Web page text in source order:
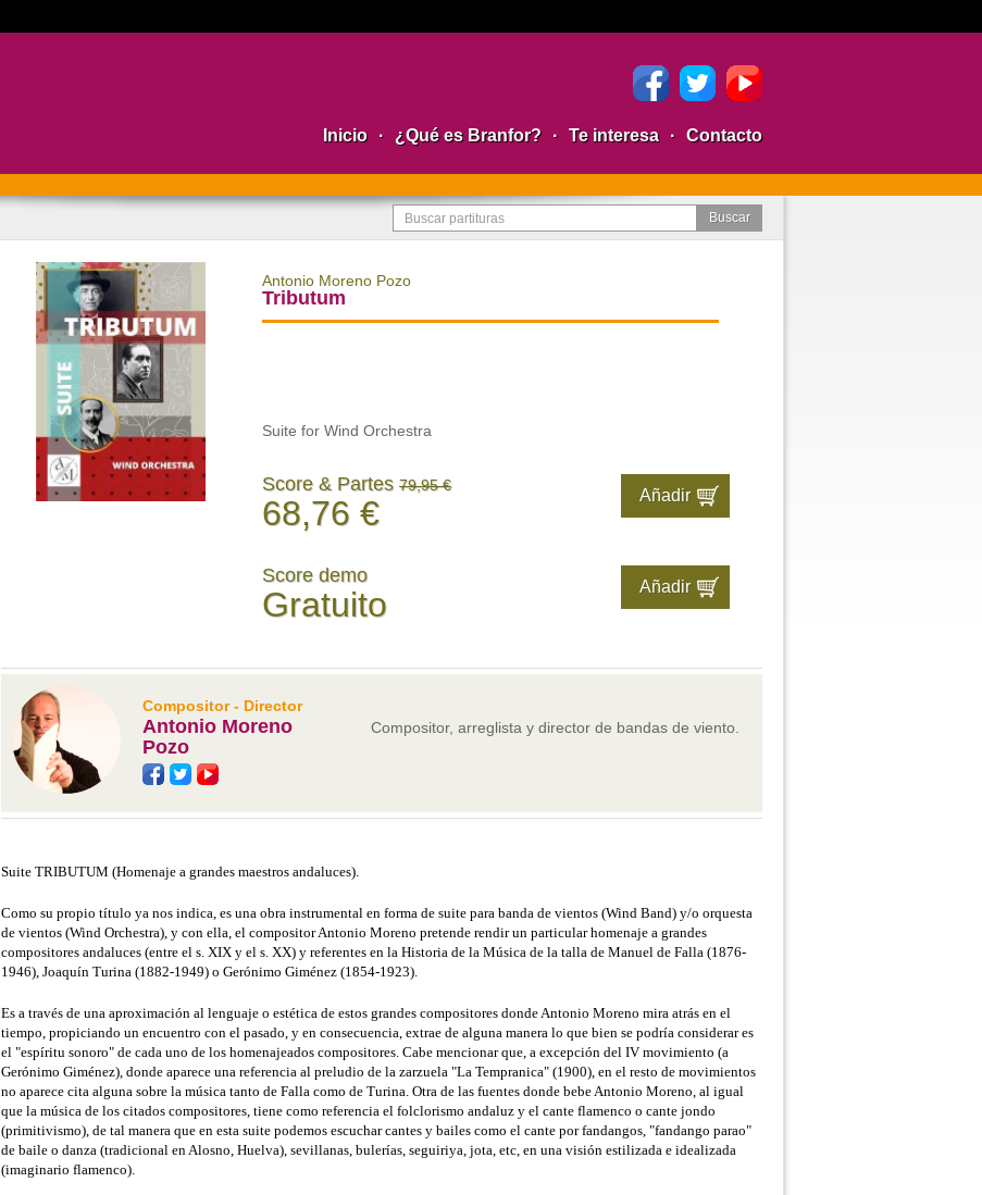
Inicio · ¿Qué es Branfor? · Te interesa · Contacto
Antonio Moreno Pozo
Tributum
Suite for Wind Orchestra
Score & Partes 79,95 €
68,76 €
Score demo
Gratuito
Compositor - Director
Antonio Moreno
Pozo
Compositor, arreglista y director de bandas de viento.
Suite TRIBUTUM (Homenaje a grandes maestros andaluces).
Como su propio título ya nos indica, es una obra instrumental en forma de suite para banda de vientos (Wind Band) y/o orquesta
de vientos (Wind Orchestra), y con ella, el compositor Antonio Moreno pretende rendir un particular homenaje a grandes
compositores andaluces (entre el s. XIX y el s. XX) y referentes en la Historia de la Música de la talla de Manuel de Falla (1876-
1946), Joaquín Turina (1882-1949) o Gerónimo Giménez (1854-1923).
Es a través de una aproximación al lenguaje o estética de estos grandes compositores donde Antonio Moreno mira atrás en el
tiempo, propiciando un encuentro con el pasado, y en consecuencia, extrae de alguna manera lo que bien se podría considerar es
el "espíritu sonoro" de cada uno de los homenajeados compositores. Cabe mencionar que, a excepción del IV movimiento (a
Gerónimo Giménez), donde aparece una referencia al preludio de la zarzuela "La Tempranica" (1900), en el resto de movimientos
no aparece cita alguna sobre la música tanto de Falla como de Turina. Otra de las fuentes donde bebe Antonio Moreno, al igual
que la música de los citados compositores, tiene como referencia el folclorismo andaluz y el cante flamenco o cante jondo
(primitivismo), de tal manera que en esta suite podemos escuchar cantes y bailes como el cante por fandangos, "fandango parao"
de baile o danza (tradicional en Alosno, Huelva), sevillanas, bulerías, seguiriya, jota, etc, en una visión estilizada e idealizada
(imaginario flamenco).